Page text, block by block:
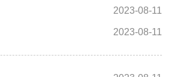
2023-08-11
2023-08-11